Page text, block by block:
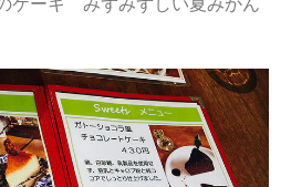
ケーキ みずみずしい夏みかん